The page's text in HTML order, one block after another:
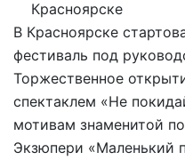
В Красноярске
фестиваль под
Торжественное
спектаклем «Не
мотивам знаменитой
Экзюпери «Маленький